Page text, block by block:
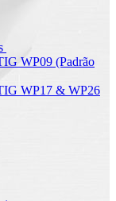
WP09 (Padrão
WP17 & WP26